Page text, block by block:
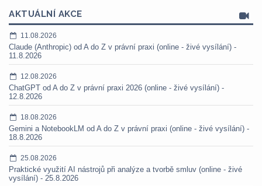
AKTUÁLNÍ AKCE
11.08.2026
Claude (Anthropic) od A do Z v právní praxi (online - živé vysílání) -
11.8.2026
12.08.2026
ChatGPT od A do Z v právní praxi 2026 (online - živé vysílání) -
12.8.2026
18.08.2026
Gemini a NotebookLM od A do Z v právní praxi (online - živé vysílání) -
18.8.2026
25.08.2026
Praktické využití AI nástrojů při analýze a tvorbě smluv (online - živé
vysílání) - 25.8.2026